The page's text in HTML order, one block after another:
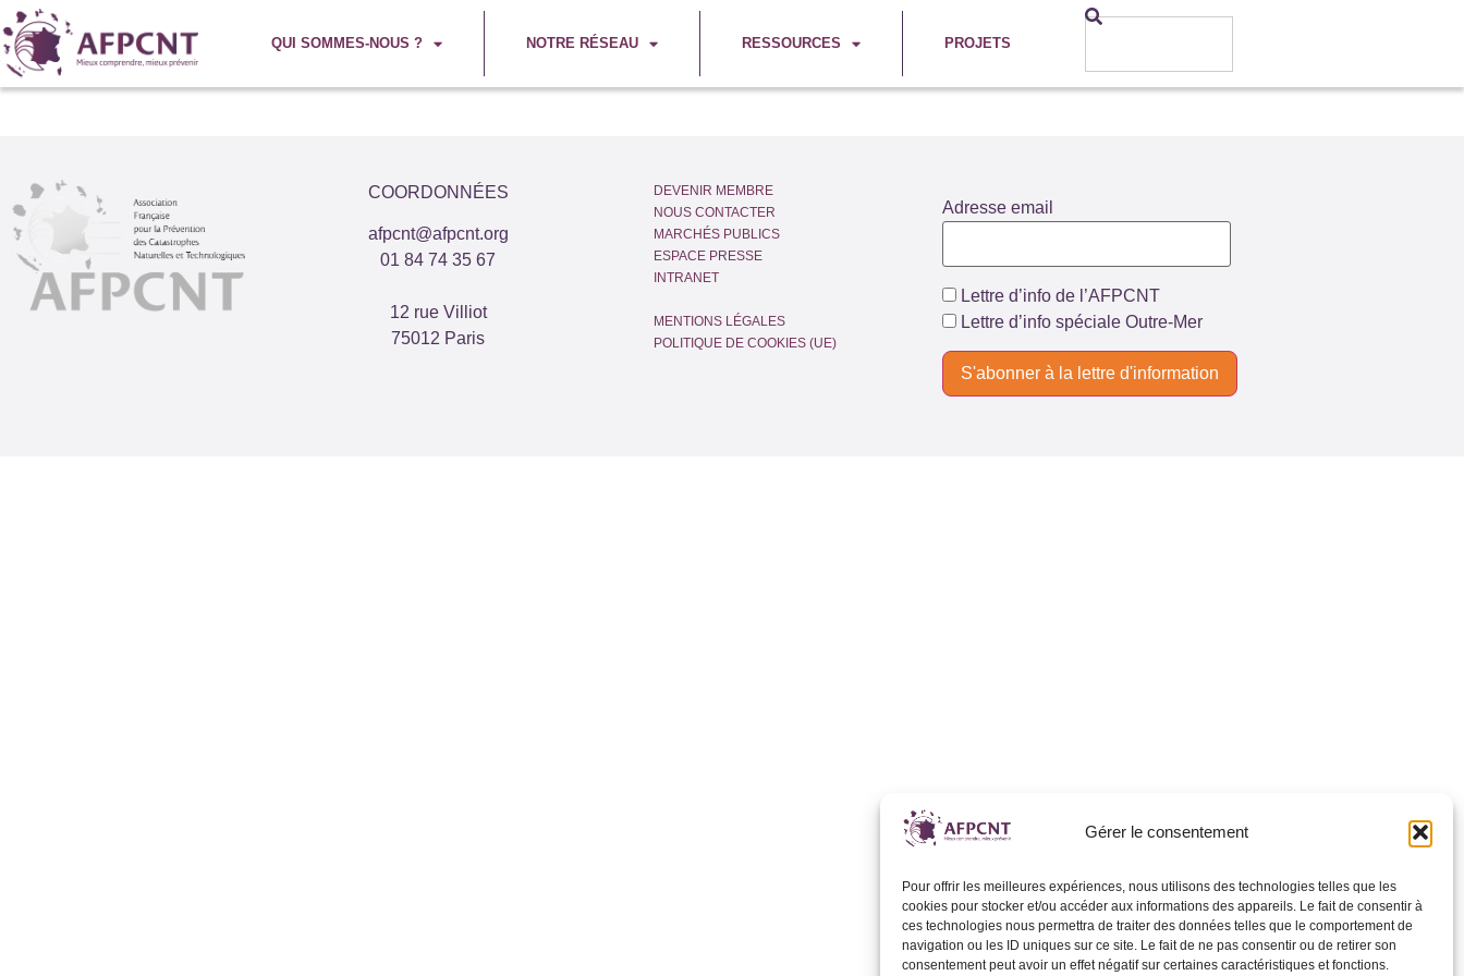
Gérer le consentement
Pour offrir les meilleures expériences, nous utilisons des technologies telles que les
cookies pour stocker et/ou accéder aux informations des appareils. Le fait de consentir à
ces technologies nous permettra de traiter des données telles que le comportement de
navigation ou les ID uniques sur ce site. Le fait de ne pas consentir ou de retirer son
consentement peut avoir un effet négatif sur certaines caractéristiques et fonctions.
QUI SOMMES-NOUS ? NOTRE RÉSEAU RESSOURCES PROJETS
COORDONNÉES
afpcnt@afpcnt.org
01 84 74 35 67
12 rue Villiot
75012 Paris
DEVENIR MEMBRE
NOUS CONTACTER
MARCHÉS PUBLICS
ESPACE PRESSE
INTRANET
MENTIONS LÉGALES
POLITIQUE DE COOKIES (UE)
Adresse email
Lettre d’info de l’AFPCNT
Lettre d’info spéciale Outre-Mer